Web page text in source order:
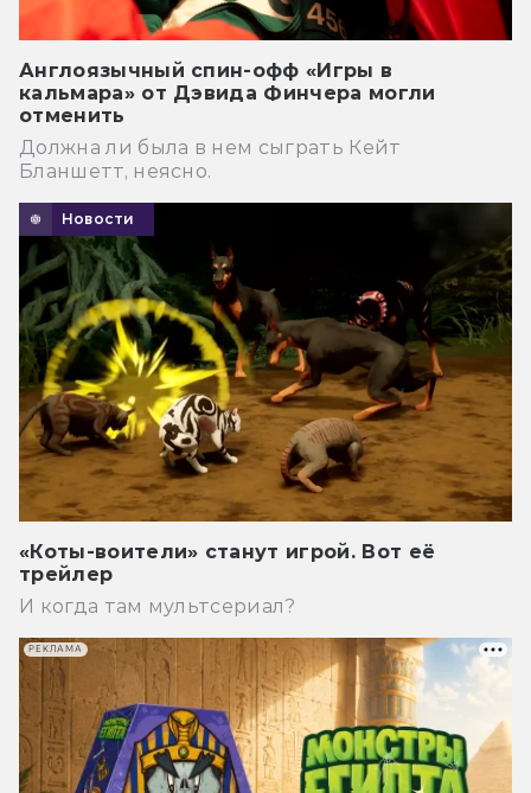
Англоязычный спин-офф «Игры в
кальмара» от Дэвида Финчера могли
отменить
Должна ли была в нем сыграть Кейт
Бланшетт, неясно.
Новости
«Коты-воители» станут игрой. Вот её
трейлер
И когда там мультсериал?
РЕКЛАМА